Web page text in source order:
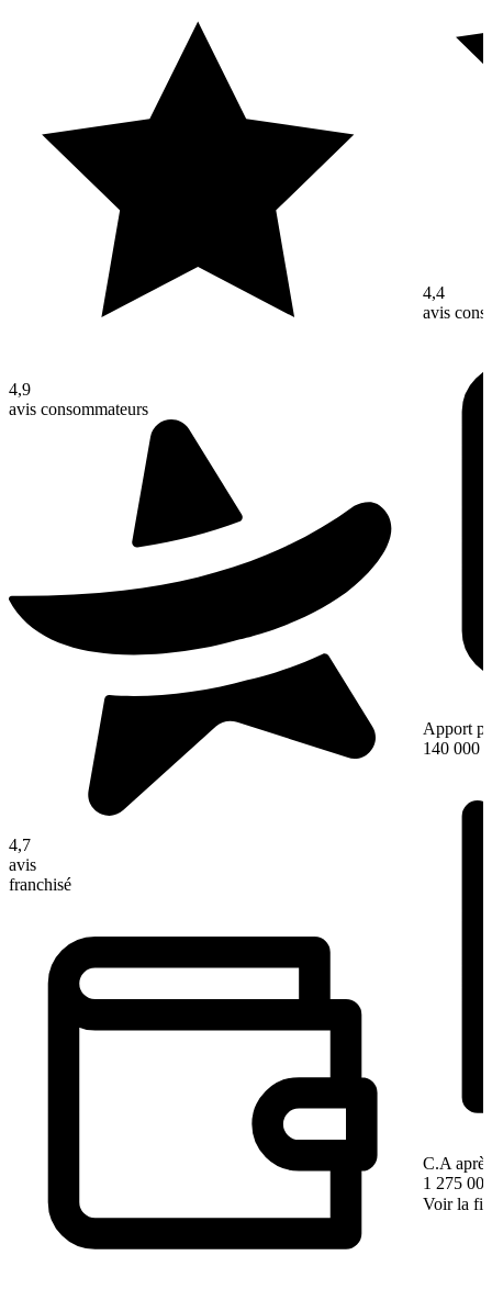
4,9
avis consommateurs
4,7
avis
franchisé
4,4
avis
Apport
140 000 €
C.A
1 275
Voir la